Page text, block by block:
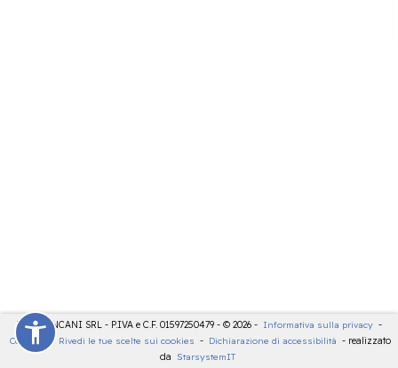
LDT - PANCANI SRL - P.IVA e C.F. 01597250479 - © 2026 - Informativa sulla privacy -
Cookies
- Rivedi le tue scelte sui cookies - Dichiarazione di accessibilità - realizzato
da
StarsystemIT